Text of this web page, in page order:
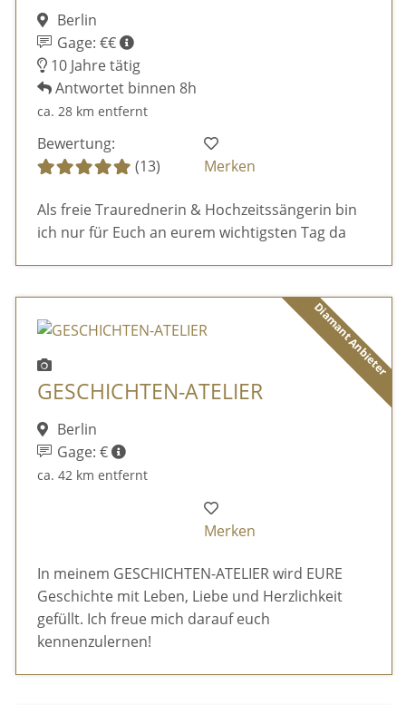
Berlin
Gage: €€
10 Jahre tätig
Antwortet binnen 8h
ca. 28 km entfernt
Bewertung:
(13)
Merken
Als freie Traurednerin & Hochzeitssängerin bin
ich nur für Euch an eurem wichtigsten Tag da
Diamant Anbieter
GESCHICHTEN-ATELIER
Berlin
Gage: €
ca. 42 km entfernt
Merken
In meinem GESCHICHTEN-ATELIER wird EURE
Geschichte mit Leben, Liebe und Herzlichkeit
gefüllt. Ich freue mich darauf euch
kennenzulernen!